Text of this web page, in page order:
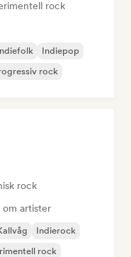
rock
Indiepop
rock
rock
om artister
Indierock
rock